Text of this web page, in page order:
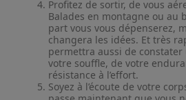
Profitez de sortir, de vous
Balades en montagne ou au
part vous vous dépenserez,
changera les idées. Et très
permettra aussi de
votre souffle, de votre
résistance à l’effort.
Soyez à l’écoute de votre